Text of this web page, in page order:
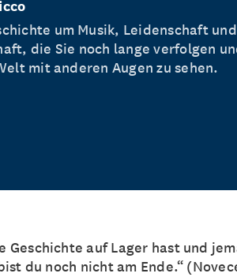
um Musik, Leidenschaft
die Sie noch lange verfolgen
mit anderen Augen zu sehen.
Geschichte auf Lager hast und
du noch nicht am Ende.“